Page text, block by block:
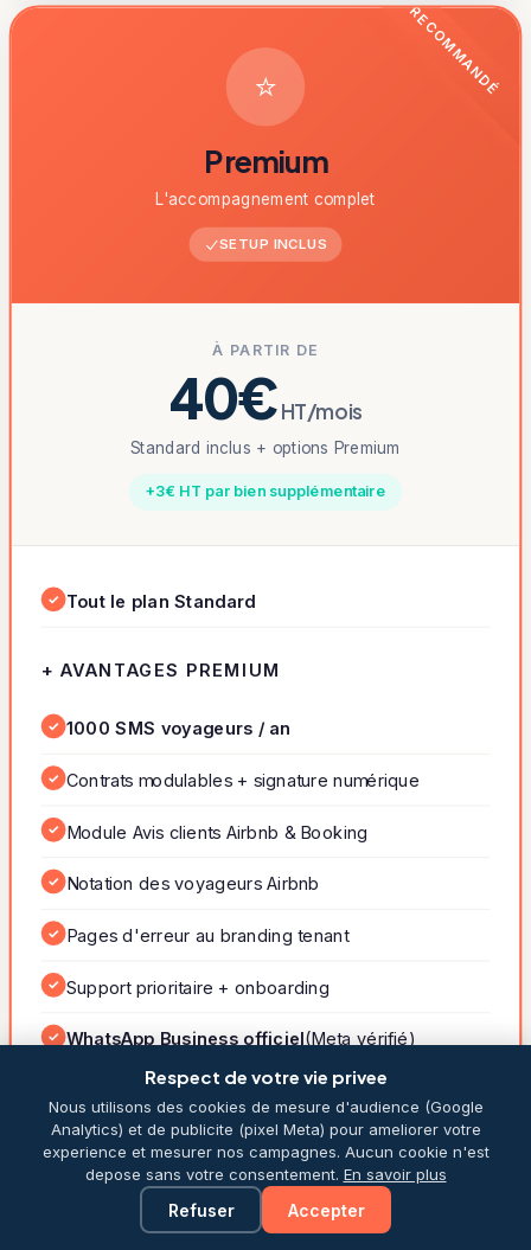
RECOMMANDÉ
⭐
Premium
L'accompagnement complet
SETUP INCLUS
À PARTIR DE
40€HT/mois
Standard inclus + options Premium
+3€ HT par bien supplémentaire
✓ Tout le plan Standard
+ AVANTAGES PREMIUM
✓ 1000 SMS voyageurs / an
✓ Contrats modulables + signature numérique
✓ Module Avis clients Airbnb & Booking
✓ Notation des voyageurs Airbnb
✓ Pages d'erreur au branding tenant
✓ Support prioritaire + onboarding
✓ WhatsApp Business officiel(Meta vérifié)
IntégrationPriceLabs
Choisir Premium
Respect de votre vie privee
Nous utilisons des cookies de mesure d'audience (Google
Analytics) et de publicite (pixel Meta) pour ameliorer votre
experience et mesurer nos campagnes. Aucun cookie n'est
depose sans votre consentement. En savoir plus
Refuser Accepter